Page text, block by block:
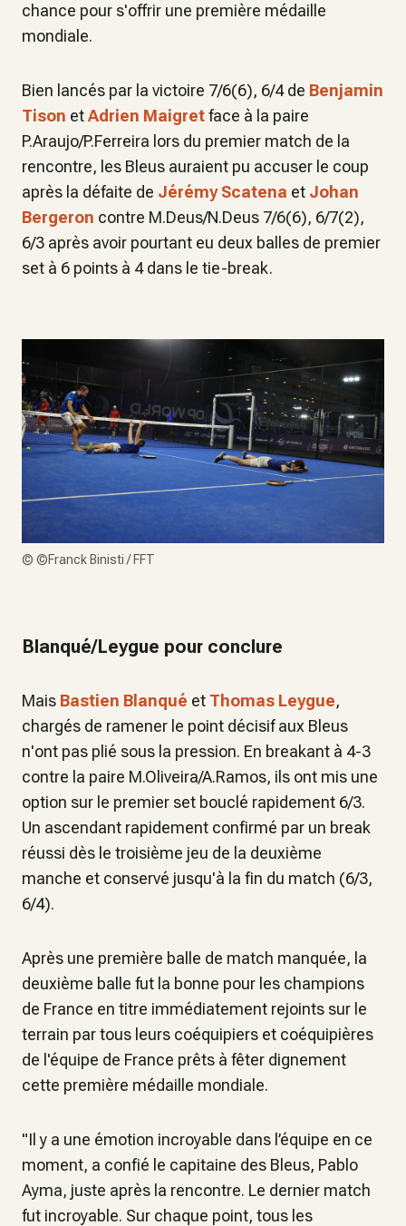
chance pour s'offrir une première médaille
mondiale.
Bien lancés par la victoire 7/6(6), 6/4 de Benjamin
Tison etAdrien Maigretface à la paire
P.Araujo/P.Ferreira lors du premier match de la
rencontre, les Bleus auraient pu accuser le coup
après la défaite de Jérémy Scatena et Johan
Bergeron contre M.Deus/N.Deus 7/6(6), 6/7(2),
6/3 après avoir pourtant eu deux balles de premier
set à 6 points à 4 dans le tie-break.
© ©Franck Binisti / FFT
Blanqué/Leygue pour conclure
Mais Bastien Blanqué et Thomas Leygue,
chargés de ramener le point décisif aux Bleus
n'ont pas plié sous la pression. En breakant à 4-3
contre la paire M.Oliveira/A.Ramos, ils ont mis une
option sur le premier set bouclé rapidement 6/3.
Un ascendant rapidement confirmé par un break
réussi dès le troisième jeu de la deuxième
manche et conservé jusqu'à la fin du match (6/3,
6/4).
Après une première balle de match manquée, la
deuxième balle fut la bonne pour les champions
de France en titre immédiatement rejoints sur le
terrain par tous leurs coéquipiers et coéquipières
de l'équipe de France prêts à fêter dignement
cette première médaille mondiale.
"Il y a une émotion incroyable dans l’équipe en ce
moment, a confié le capitaine des Bleus, Pablo
Ayma, juste après la rencontre. Le dernier match
fut incroyable. Sur chaque point, tous les